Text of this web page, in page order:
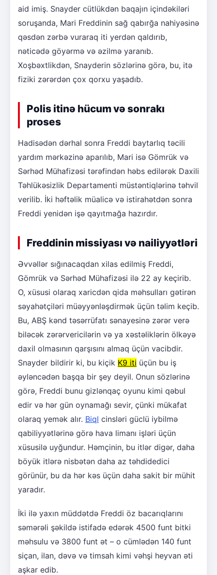
aid imiş. Snayder cütlükdən baqajın içindəkiləri
soruşanda, Mari Freddinin sağ qabırğa nahiyəsinə
qəsdən zərbə vuraraq iti yerdən qaldırıb,
nəticədə göyərmə və əzilmə yaranıb.
Xoşbəxtlikdən, Snayderin sözlərinə görə, bu, itə
fiziki zərərdən çox qorxu yaşadıb.
Polis itinə hücum və sonrakı
proses
Hadisədən dərhal sonra Freddi baytarlıq təcili
yardım mərkəzinə aparılıb, Mari isə Gömrük və
Sərhəd Mühafizəsi tərəfindən həbs edilərək Daxili
Təhlükəsizlik Departamenti müstəntiqlərinə təhvil
verilib. İki həftəlik müalicə və istirahətdən sonra
Freddi yenidən işə qayıtmağa hazırdır.
Freddinin missiyası və nailiyyətləri
Əvvəllər sığınacaqdan xilas edilmiş Freddi,
Gömrük və Sərhəd Mühafizəsi ilə 22 ay keçirib.
O, xüsusi olaraq xaricdən qida məhsulları gətirən
səyahətçiləri müəyyənləşdirmək üçün təlim keçib.
Bu, ABŞ kənd təsərrüfatı sənayesinə zərər verə
biləcək zərərvericilərin və ya xəstəliklərin ölkəyə
daxil olmasının qarşısını almaq üçün vacibdir.
Snayder bildirir ki, bu kiçik K9 iti üçün bu iş
əyləncədən başqa bir şey deyil. Onun sözlərinə
görə, Freddi bunu gizlənqaç oyunu kimi qəbul
edir və hər gün oynamağı sevir, çünki mükafat
olaraq yemək alır. Biql cinsləri güclü iybilmə
qabiliyyətlərinə görə hava limanı işləri üçün
xüsusilə uyğundur. Həmçinin, bu itlər digər, daha
böyük itlərə nisbətən daha az təhdidedici
görünür, bu da hər kəs üçün daha sakit bir mühit
yaradır.
İki ilə yaxın müddətdə Freddi öz bacarıqlarını
səmərəli şəkildə istifadə edərək 4500 funt bitki
məhsulu və 3800 funt ət – o cümlədən 140 funt
siçan, ilan, dəvə və timsah kimi vəhşi heyvan əti
aşkar edib.